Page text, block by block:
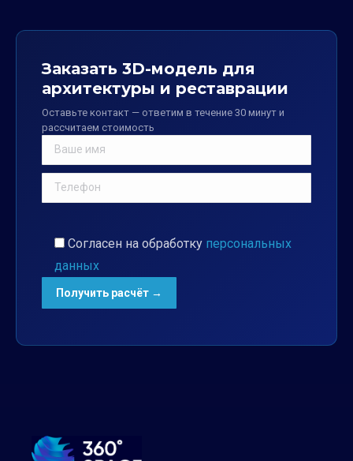
Заказать 3D-модель для
архитектуры и реставрации
Оставьте контакт — ответим в течение 30 минут и
рассчитаем стоимость
Согласен на обработку персональных
данных